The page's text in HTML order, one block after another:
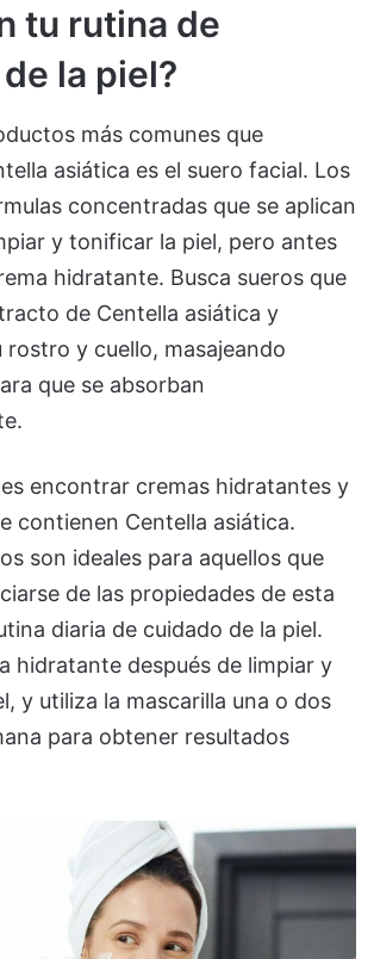
tu rutina de
la piel?
más comunes que
asiática es el suero facial. Los
concentradas que se aplican
y tonificar la piel, pero antes
hidratante. Busca sueros que
de Centella asiática y
rostro y cuello, masajeando
que se absorban
encontrar cremas hidratantes y
contienen Centella asiática.
son ideales para aquellos que
de las propiedades de esta
diaria de cuidado de la piel.
hidratante después de limpiar y
y utiliza la mascarilla una o dos
para obtener resultados